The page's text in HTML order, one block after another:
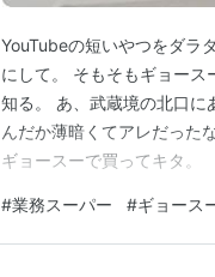
YouTubeの短いやつをダラ
にして。 そもそもギョース
知る。 あ、武蔵境の北口に
んだか薄暗くてアレだった
ギョースーで買ってキタ。
#業務スーパー #ギョース